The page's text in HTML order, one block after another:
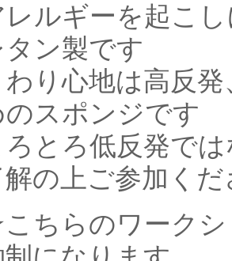
レルギーを起こ
タン製です
わり心地は高反
のスポンジです
ろとろ低反発で
解の上ご参加くだ
ちらのワークシ